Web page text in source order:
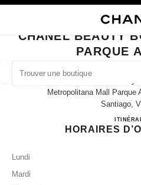
TROUVER
Les suggestions sont affichées
0 Suggestions disponibles
FERMER LA FICHE BOUTIQUE
CHANEL BEAUTY
PARQUE
Avenida Presidente Kennedy
Metropolitana Mall Parque
Santiago,
HORAIRES
Lundi
Mardi
filtrer les résultats par :